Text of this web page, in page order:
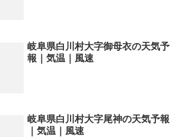
岐阜県白川村大字御母衣の天気予
報｜気温｜風速
岐阜県白川村大字尾神の天気予報
｜気温｜風速